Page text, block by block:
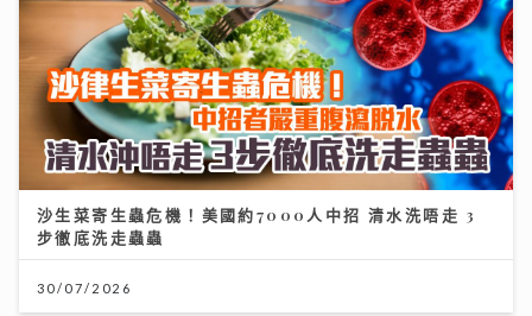
沙生菜寄生蟲危機！美國約7000人中招 清水洗唔走 3
步徹底洗走蟲蟲
30/07/2026